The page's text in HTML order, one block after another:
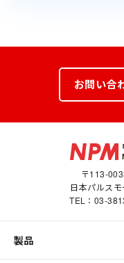
お問い合
〒113-
日本パルス
TEL： 03-
製品